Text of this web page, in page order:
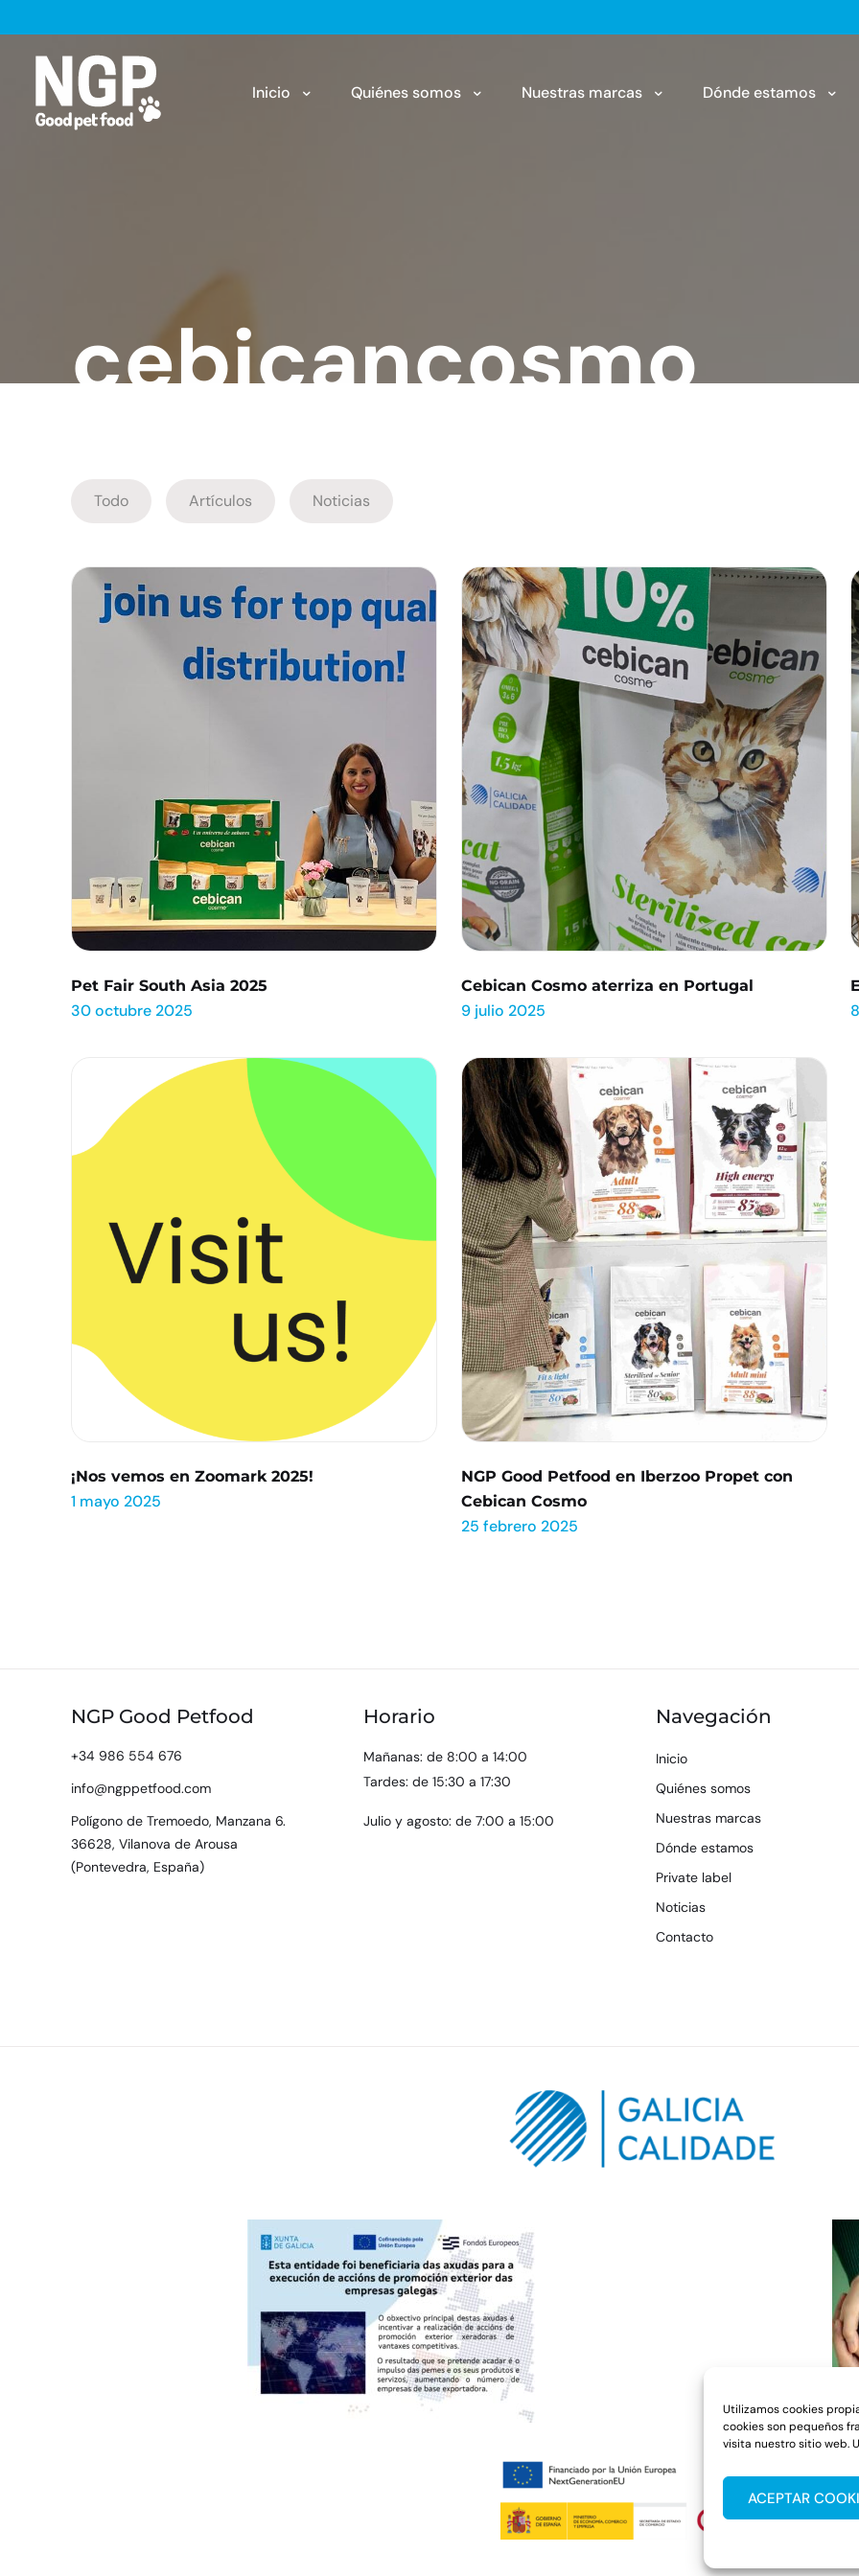
Utilizamos cookies
cookies son pequeños
visita nuestro sitio web.
ACEPTAR
Inicio Quiénes somos Nuestras marcas Dónde estamos
cebicancosmo
Todo Artículos Noticias
30 octubre 2025
Pet Fair South Asia 2025
9 julio 2025
Cebican Cosmo aterriza en Portugal
1 mayo 2025
¡Nos vemos en Zoomark 2025!
25 febrero 2025
NGP Good Petfood en Iberzoo Propet con
Cebican Cosmo
NGP Good Petfood
+34 986 554 676
info@ngppetfood.com
Polígono de Tremoedo, Manzana 6.
36628, Vilanova de Arousa
(Pontevedra, España)
Horario
Mañanas: de 8:00 a 14:00
Tardes: de 15:30 a 17:30
Julio y agosto: de 7:00 a 15:00
Navegación
Inicio
Quiénes somos
Nuestras marcas
Dónde estamos
Private label
Noticias
Contacto